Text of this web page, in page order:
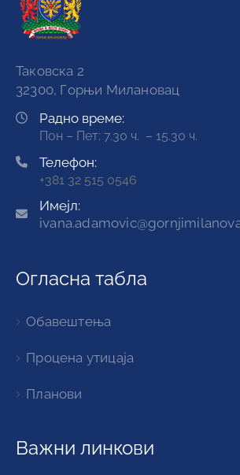
Таковска 2
32300, Горњи Милановац
Радно време:
Пон – Пет: 7.30 ч. – 15.30 ч.
Телефон:
+381 32 515 0546
Имејл:
Огласна табла
Обавештења
Процена утицаја
Планови
Важни линкови